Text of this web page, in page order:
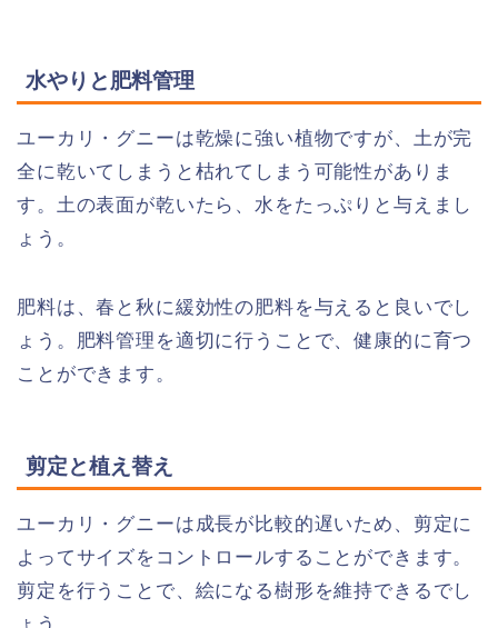
水やりと肥料管理
ユーカリ・グニーは乾燥に強い植物ですが、土が完
全に乾いてしまうと枯れてしまう可能性がありま
す。土の表面が乾いたら、水をたっぷりと与えまし
ょう。
肥料は、春と秋に緩効性の肥料を与えると良いでし
ょう。肥料管理を適切に行うことで、健康的に育つ
ことができます。
剪定と植え替え
ユーカリ・グニーは成長が比較的遅いため、剪定に
よってサイズをコントロールすることができます。
剪定を行うことで、絵になる樹形を維持できるでし